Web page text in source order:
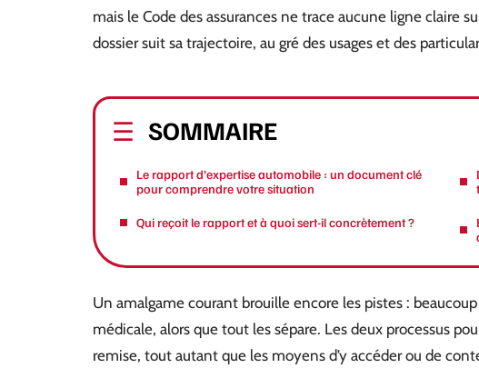
mais le Code des assurances ne trace aucune ligne claire
dossier suit sa trajectoire, au gré des usages et des
SOMMAIRE
Le rapport d’expertise automobile : un document clé
pour comprendre votre situation
Qui reçoit le rapport et à quoi sert-il concrètement ?
Un amalgame courant brouille encore les pistes :
médicale, alors que tout les sépare. Les deux processus
remise, tout autant que les moyens d’y accéder ou de